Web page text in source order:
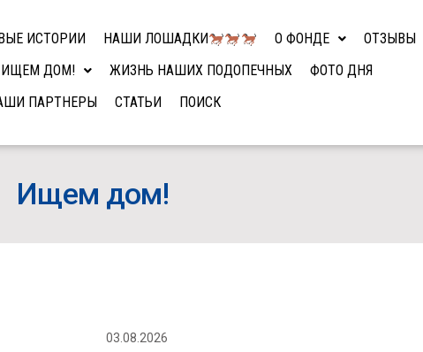
ИСТОРИИ НАШИ ЛОШАДКИ О ФОНДЕ
ОТЗЫВЫ
ИЩЕМ ДОМ! ЖИЗНЬ НАШИХ ПОДОПЕЧНЫХ
ФОТО ДНЯ
ПАРТНЕРЫ
СТАТЬИ ПОИСК
Ищем дом!
03.08.2026